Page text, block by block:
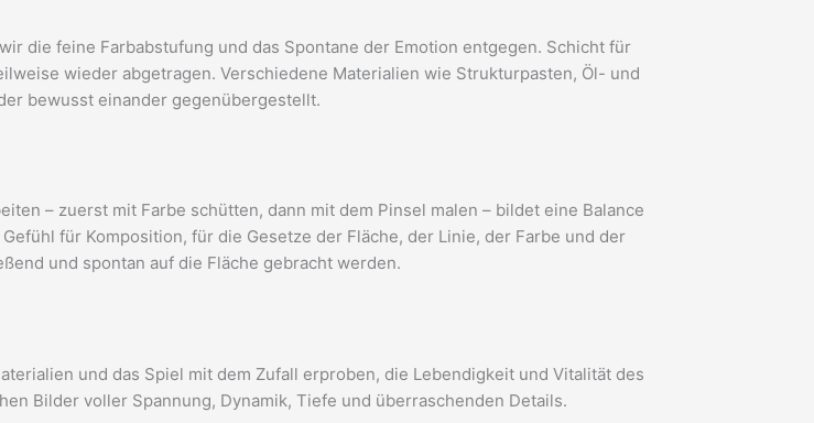
die feine Farbabstufung und das Spontane der Emotion entgegen. Schicht für
wieder abgetragen. Verschiedene Materialien wie Strukturpasten, Öl- und
bewusst einander gegenübergestellt.
– zuerst mit Farbe schütten, dann mit dem Pinsel malen – bildet eine Balance
für Komposition, für die Gesetze der Fläche, der Linie, der Farbe und der
und spontan auf die Fläche gebracht werden.
und das Spiel mit dem Zufall erproben, die Lebendigkeit und Vitalität des
Bilder voller Spannung, Dynamik, Tiefe und überraschenden Details.